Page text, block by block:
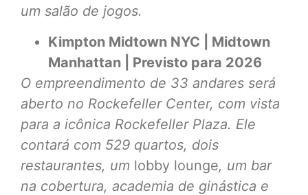
um salão de jogos.
Kimpton Midtown NYC | Midtown
Manhattan | Previsto para 2026
O empreendimento de 33 andares será
aberto no Rockefeller Center, com vista
para a icônica Rockefeller Plaza. Ele
contará com 529 quartos, dois
restaurantes, um lobby lounge, um bar
na cobertura, academia de ginástica e